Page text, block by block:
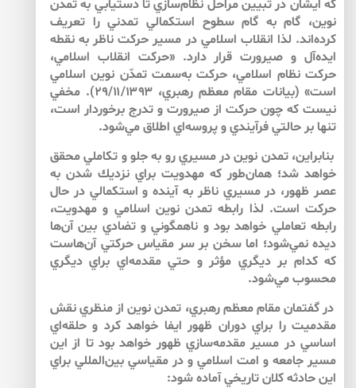
كه ايشان در تبيين مراحل نظام‌‌سازي تا دستيابي به تمدن
نوين، گام به گام سطوح استكمالي تمدني را تعريف
كرده‌اند. لذا انقلاب اسلامي در مسير حركت ناظر به نقطه
ايده‌‌آل و صيرورت قرار دارد. «حركت انقلاب اسلامي،
حركت نظام اسلامي، حركت به‌سمت تمدّن نوين اسلامي
است» (بيانات مقام معظم رهبري، ۲۹/۱۱/۱۳۹۳). مخفي
نيست كه چون حركت از صيرورت و تدرج برخوردار است،
تنها بر حالتي فرآيندي و پروسه‌‌اي اطلاق مي‌‌شود.
بنابراين، تمدن نوين در مسيري رو به جلو و تكاملي محقق
خواهد شد؛ همان‌طور كه مهدويت براي نزديك شدن به
عصر ظهور، در مسيري ناظر به آينده و استكمالي در حال
حركت است. لذا رابطه تمدن نوين اسلامي و مهدويت،
رابطه تعاملي خواهد بود و ناهمگوني و تضادي بين آن‌ها
ديده نمي‌‌شود؛ اما سخن بر سر مقياس حركتي آن‌هاست
كه كدام بر ديگري مؤثر و حتي مقدمه‌‌اي براي ديگري
محسوب مي‌‌شود.
در گفتمان مقام معظم رهبري، تمدن نوين از منظري نقش
مقدميت را براي دوران ظهور ايفا خواهد كرد و حلقه‌‌اي
اساسي در مسير مقدمه‌‌سازي ظهور خواهد بود تا از اين
مسير جامعه و امت اسلامي و در مقياسي بين‌‌المللي براي
اين حادثه كلان تاريخي آماده شود: